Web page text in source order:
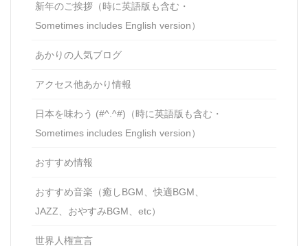
新年のご挨拶（時に英語版も含む・
Sometimes includes English version）
あかりの人気ブログ
アクセス他あかり情報
日本を味わう (#^.^#)（時に英語版も含む・
Sometimes includes English version）
おすすめ情報
おすすめ音楽（癒しBGM、快適BGM、
JAZZ、おやすみBGM、etc）
世界人権宣言